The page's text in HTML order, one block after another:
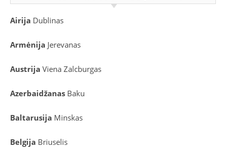
Airija Dublinas
Armėnija Jerevanas
Austrija Viena Zalcburgas
Azerbaidžanas Baku
Baltarusija Minskas
Belgija Briuselis